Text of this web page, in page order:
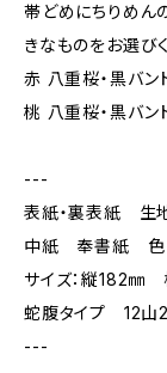
帯どめにちりめん
きなものをお選び
赤 八重桜・黒バン
桃 八重桜・黒バン
---
表紙・裏表紙 生
中紙 奉書紙 色
サイズ：縦182
蛇腹タイプ 12山
---